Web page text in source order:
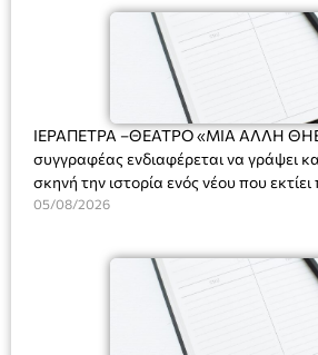
ΙΕΡΑΠΕΤΡΑ –ΘΕΑΤΡΟ «ΜΙΑ ΑΛΛΗ ΘΗΒΑ»
συγγραφέας ενδιαφέρεται να γράψει
σκηνή την ιστορία ενός νέου που εκτίει
κάθειρξης για πατροκτονία. Ένα
ασθένεια, τον ερωτισμό. Ένα έργο
όσο και διασκεδαστικό. Ο
Βαγγέλης Θεοδωρόπουλος ανέδειξε το
έργο, ενώ η παράσταση έχει
θεατρικό γεγονός χάρη στις
05/08/2026